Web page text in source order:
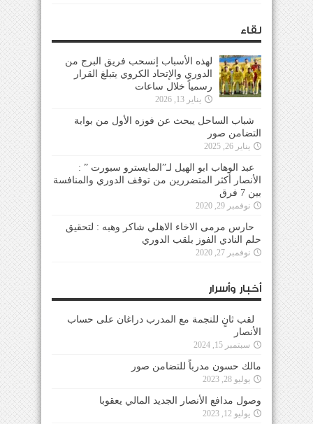
لقاء
لهذه الأسباب إنسحب فريق البرج من
الدوري والإتحاد الكروي يتبلغ القرار
رسمياً خلال ساعات
يناير 13, 2026
شباب الساحل يبحث عن فوزه الأول من بوابة
التضامن صور
يناير 26, 2025
عبد الوهاب ابو الهيل لـ”المايسترو سبورت ” :
الأنصار أكثر المتضررين من توقف الدوري والمنافسة
بين 7 فرق
نوفمبر 29, 2020
حارس مرمى الاخاء الاهلي شاكر وهبه : لتحقيق
حلم النادي الفوز بلقب الدوري
نوفمبر 27, 2020
أخبار وأسرار
لقب ثانٍ للنجمة مع المدرب دراغان على حساب
الأنصار
سبتمبر 15, 2024
مالك حسون مدرباً للتضامن صور
يوليو 28, 2023
وصول مدافع الأنصار الجديد المالي يعقوبا
يوليو 12, 2023